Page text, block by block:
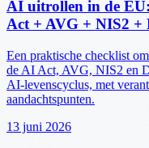
AI uitrollen in de
Act + AVG + NIS2 +
Een praktische checklist
de AI Act, AVG, NIS2 en
AI-levenscyclus, met
aandachtspunten.
13 juni 2026